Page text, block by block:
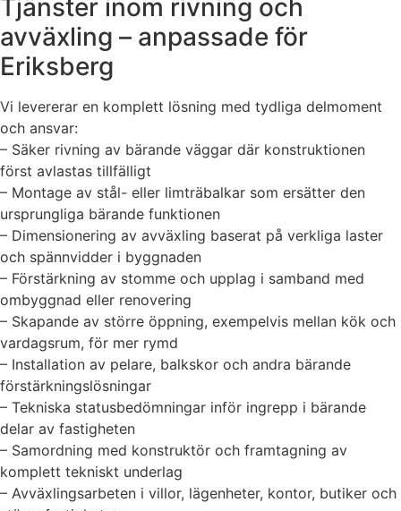
Tjänster inom rivning och
avväxling – anpassade för
Eriksberg
Vi levererar en komplett lösning med tydliga delmoment
och ansvar:
– Säker rivning av bärande väggar där konstruktionen
först avlastas tillfälligt
– Montage av stål- eller limträbalkar som ersätter den
ursprungliga bärande funktionen
– Dimensionering av avväxling baserat på verkliga laster
och spännvidder i byggnaden
– Förstärkning av stomme och upplag i samband med
ombyggnad eller renovering
– Skapande av större öppning, exempelvis mellan kök och
vardagsrum, för mer rymd
– Installation av pelare, balkskor och andra bärande
förstärkningslösningar
– Tekniska statusbedömningar inför ingrepp i bärande
delar av fastigheten
– Samordning med konstruktör och framtagning av
komplett tekniskt underlag
– Avväxlingsarbeten i villor, lägenheter, kontor, butiker och